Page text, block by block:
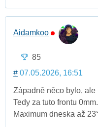
Aidamkoo
85
# 07.05.2026, 16:51
Západně něco bylo,
Tedy za tuto frontu
Maximum dneska až